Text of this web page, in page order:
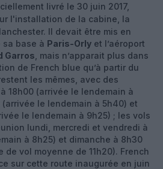
livré le 30 juin 2017,
l'installation de la cabine, la
Il devait être mis en
sa base à Paris-Orly et l’aéroport
Garros , mais n’apparait plus dans
de French blue qu’à partir du
les mêmes, avec des
18h00 (arrivée le lendemain à
(arrivée le lendemain à 5h40) et
le lendemain à 9h25) ; les vols
lundi, mercredi et vendredi à
à 8h25) et dimanche à 8h30
de vol moyenne de 11h20). French
sur cette route inaugurée en juin